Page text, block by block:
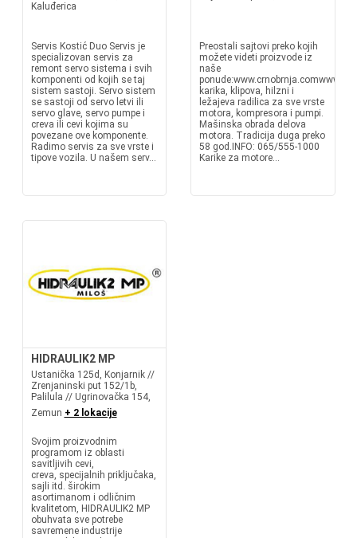
Kaluđerica
Servis Kostić Duo Servis je
specializovan servis za
remont servo sistema i svih
komponenti od kojih se taj
sistem sastoji. Servo sistem
se sastoji od servo letvi ili
servo glave, servo pumpe i
creva ili cevi kojima su
povezane ove komponente.
Radimo servis za sve vrste i
tipove vozila. U našem serv...
Preostali sajtovi preko kojih
možete videti proizvode iz
naše
karika, klipova, hilzni i
ležajeva radilica za sve vrste
motora, kompresora i pumpi.
Mašinska obrada delova
motora. Tradicija duga preko
58 god.INFO: 065/555-1000
Karike za motore...
HIDRAULIK2 MP
Ustanička 125d, Konjarnik //
Zrenjaninski put 152/1b,
Palilula // Ugrinovačka 154,
Zemun + 2 lokacije
Svojim proizvodnim
programom iz oblasti
savitljivih cevi,
creva, specijalnih priključaka,
sajli itd. širokim
asortimanom i odličnim
kvalitetom, HIDRAULIK2 MP
obuhvata sve potrebe
savremene industrije